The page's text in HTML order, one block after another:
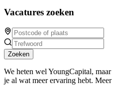
Vacatures zoeken
Zoeken
We heten wel YoungCapital,
je al wat meer ervaring hebt.